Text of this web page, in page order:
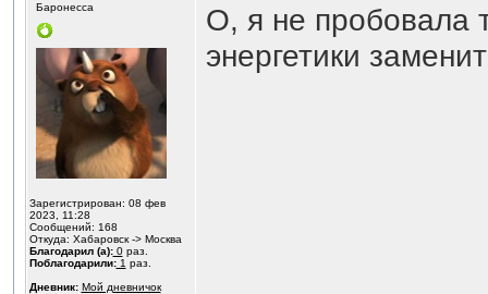
Баронесса
Зарегистрирован: 08 фев
2023, 11:28
Сообщений: 168
Откуда: Хабаровск -> Москва
Благодарил (а):0раз.
Поблагодарили:1 раз.
Дневник: Мой дневничок
О, я не пробовала
энергетики